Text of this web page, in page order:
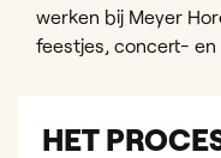
werken bij Meyer
feestjes, concert-
HET